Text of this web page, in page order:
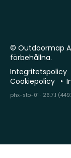
© Outdoormap
förbehållna.
Integritetspolicy
Cookiepolicy
phx-sto-01 · 26.7.1